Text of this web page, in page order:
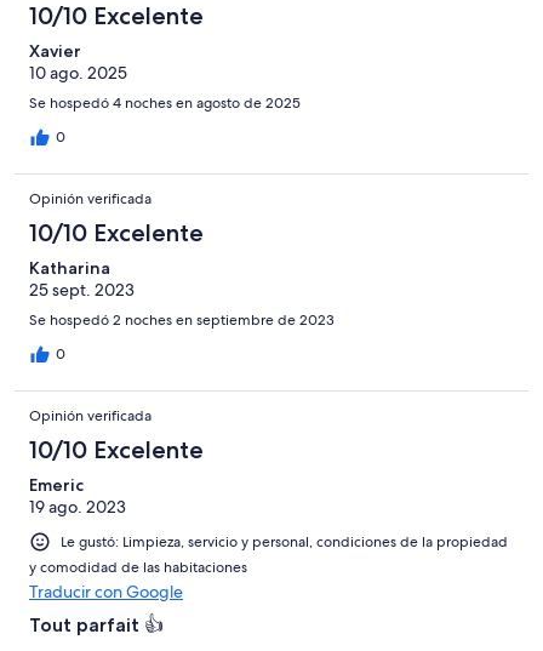
10/10 Excelente
Xavier
10 ago. 2025
Se hospedó 4 noches en agosto de 2025
0
Opinión verificada
10/10 Excelente
Katharina
25 sept. 2023
Se hospedó 2 noches en septiembre de 2023
0
Opinión verificada
10/10 Excelente
Emeric
19 ago. 2023
Le gustó: Limpieza, servicio y personal, condiciones de la propiedad
y comodidad de las habitaciones
Traducir con Google
Tout parfait 👍